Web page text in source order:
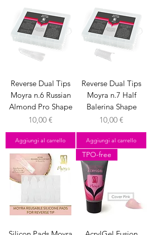
Reverse Dual Tips
Moyra n.6 Russian
Almond Pro Shape
Prezzo
10,00 €
Aggiungi al carrello
Reverse Dual Tips
Moyra n.7 Half
Balerina Shape
Prezzo
10,00 €
Aggiungi al carrello
TPO-free